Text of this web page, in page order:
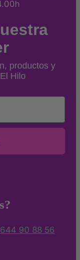
productos y
Hilo
644 90 88 56